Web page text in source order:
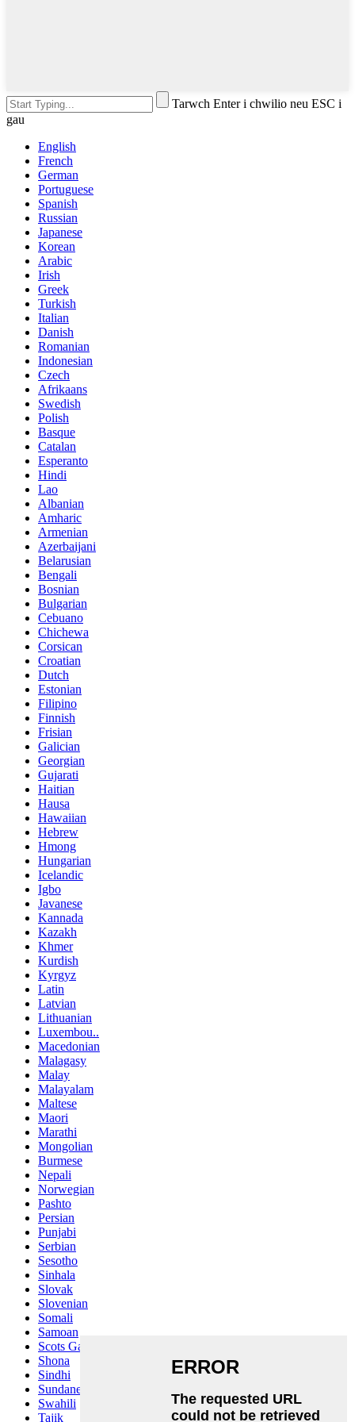
Tarwch Enter i chwilio neu ESC i
gau
English
French
German
Portuguese
Spanish
Russian
Japanese
Korean
Arabic
Irish
Greek
Turkish
Italian
Danish
Romanian
Indonesian
Czech
Afrikaans
Swedish
Polish
Basque
Catalan
Esperanto
Hindi
Lao
Albanian
Amharic
Armenian
Azerbaijani
Belarusian
Bengali
Bosnian
Bulgarian
Cebuano
Chichewa
Corsican
Croatian
Dutch
Estonian
Filipino
Finnish
Frisian
Galician
Georgian
Gujarati
Haitian
Hausa
Hawaiian
Hebrew
Hmong
Hungarian
Icelandic
Igbo
Javanese
Kannada
Kazakh
Khmer
Kurdish
Kyrgyz
Latin
Latvian
Lithuanian
Luxembou..
Macedonian
Malagasy
Malay
Malayalam
Maltese
Maori
Marathi
Mongolian
Burmese
Nepali
Norwegian
Pashto
Persian
Punjabi
Serbian
Sesotho
Sinhala
Slovak
Slovenian
Somali
Samoan
Scots Gaelic
Shona
Sindhi
Sundanese
Swahili
Tajik